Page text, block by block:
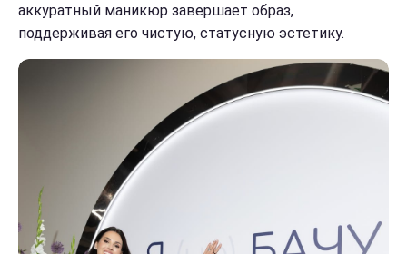
аккуратный маникюр завершает образ,
поддерживая его чистую, статусную эстетику.